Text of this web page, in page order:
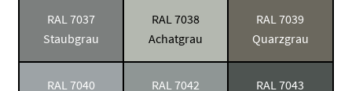
RAL 7037
Staubgrau
RAL 7038
Achatgrau
RAL 7039
Quarzgrau
RAL 7040
RAL 7042
RAL 7043